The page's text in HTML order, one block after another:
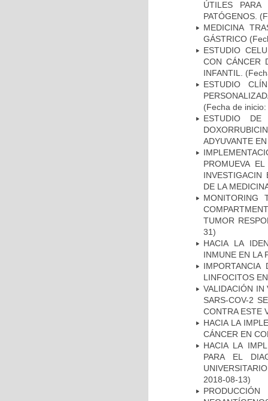
ÚTILES
PATÓGENOS.
MEDICINA
GÁSTRICO
ESTUDIO
CON CÁNCER
INFANTIL.
ESTUDIO
(Fecha de
ESTUDIO DE
ADYUVANTE
PROMUEVA
INVESTIGACIN
DE LA
MONITORING
TUMOR
31)
HACIA LA
INMUNE EN LA
LINFOCITOS
VALIDACIÓN IN
SARS-COV-2
CONTRA ESTE
HACIA LA
CÁNCER EN
HACIA LA
PARA EL
2018-08-13)